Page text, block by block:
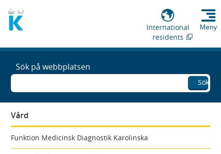
International
residents
Meny
Sök på webbplatsen
Sök
Vård
Funktion Medicinsk Diagnostik Karolinska